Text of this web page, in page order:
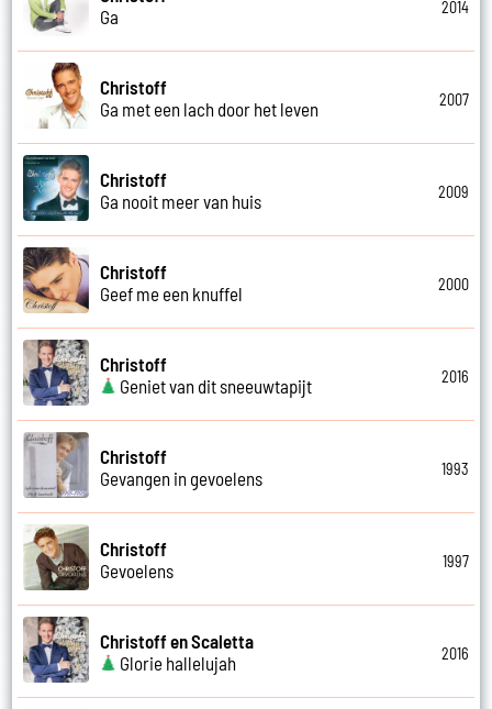
Ga
2014
Christoff
Ga met een lach door het leven
2007
Christoff
Ga nooit meer van huis
2009
Christoff
Geef me een knuffel
2000
Christoff
Geniet van dit sneeuwtapijt
2016
Christoff
Gevangen in gevoelens
1993
Christoff
Gevoelens
1997
Christoff en Scaletta
Glorie hallelujah
2016